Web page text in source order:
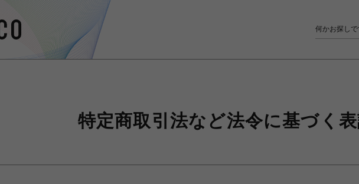
特定商取引法など法令に基づく